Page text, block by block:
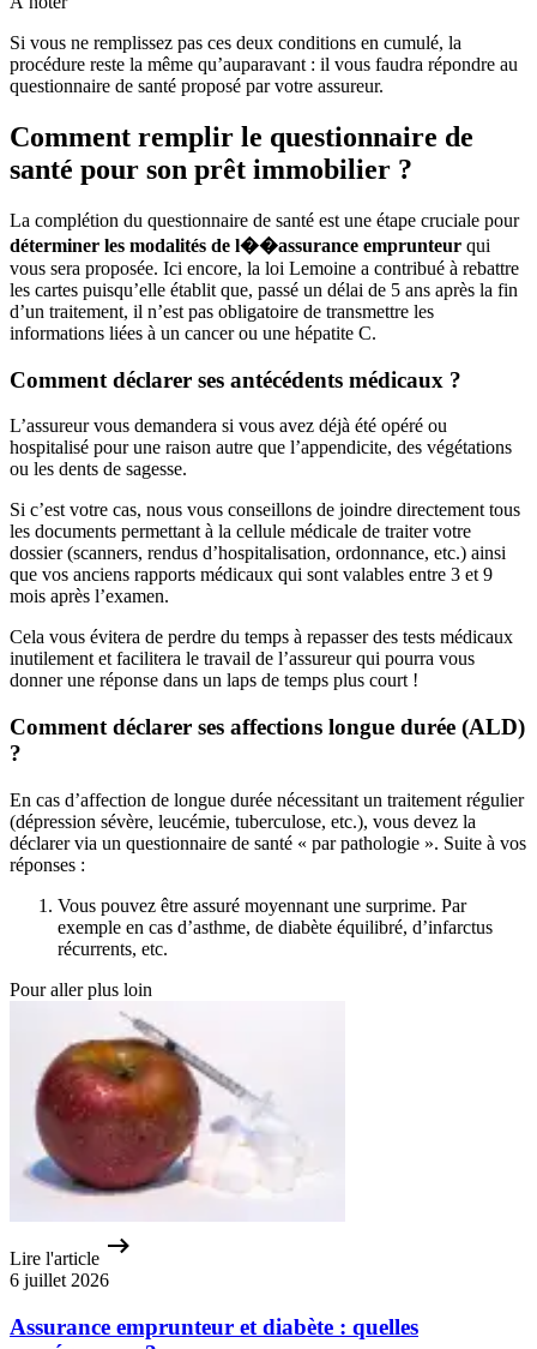
Si vous ne remplissez pas ces deux conditions en cumulé, la
procédure reste la même qu’auparavant : il vous faudra répondre au
questionnaire de santé proposé par votre assureur.
Comment remplir le questionnaire de
santé pour son prêt immobilier ?
La complétion du questionnaire de santé est une étape cruciale pour
déterminer les modalités de l��assurance emprunteur qui
vous sera proposée. Ici encore, la loi Lemoine a contribué à rebattre
les cartes puisqu’elle établit que, passé un délai de 5 ans après la fin
d’un traitement, il n’est pas obligatoire de transmettre les
informations liées à un cancer ou une hépatite C.
Comment déclarer ses antécédents médicaux ?
L’assureur vous demandera si vous avez déjà été opéré ou
hospitalisé pour une raison autre que l’appendicite, des végétations
ou les dents de sagesse.
Si c’est votre cas, nous vous conseillons de joindre directement tous
les documents permettant à la cellule médicale de traiter votre
dossier (scanners, rendus d’hospitalisation, ordonnance, etc.) ainsi
que vos anciens rapports médicaux qui sont valables entre 3 et 9
mois après l’examen.
Cela vous évitera de perdre du temps à repasser des tests médicaux
inutilement et facilitera le travail de l’assureur qui pourra vous
donner une réponse dans un laps de temps plus court !
Comment déclarer ses affections longue durée (ALD)
?
En cas d’affection de longue durée nécessitant un traitement régulier
(dépression sévère, leucémie, tuberculose, etc.), vous devez la
déclarer via un questionnaire de santé « par pathologie ». Suite à vos
réponses :
Vous pouvez être assuré moyennant une surprime. Par
exemple en cas d’asthme, de diabète équilibré, d’infarctus
récurrents, etc.
Pour aller plus loin
Lire l'article
6 juillet 2026
Assurance emprunteur et diabète : quelles